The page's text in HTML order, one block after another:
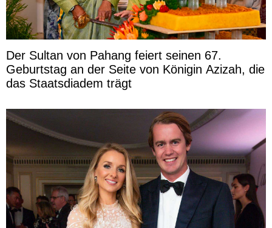
Der Sultan von Pahang feiert seinen 67.
Geburtstag an der Seite von Königin Azizah, die
das Staatsdiadem trägt